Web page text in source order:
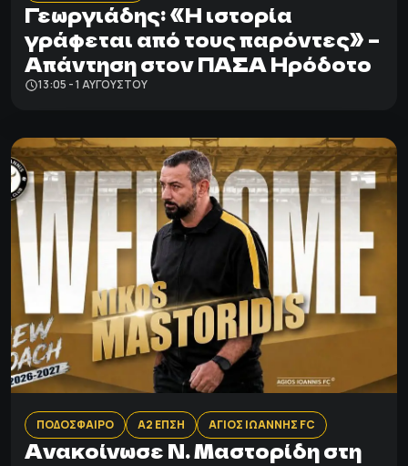
Γεωργιάδης: «Η ιστορία
γράφεται από τους παρόντες» –
Απάντηση στον ΠΑΣΑ Ηρόδοτο
13:05 - 1 ΑΥΓΟΎΣΤΟΥ
ΠΟΔΟΣΦΑΙΡΟ Α2 ΕΠΣΗ ΑΓΙΟΣ ΙΩΑΝΝΗΣ FC
Ανακοίνωσε Ν. Μαστορίδη στη